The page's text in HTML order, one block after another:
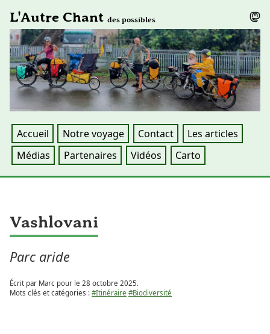
L'Autre Chant des possibles
Accueil Notre voyage Contact
Les articles
Médias
Partenaires Vidéos Carto
Vashlovani
Parc aride
Écrit par Marc pour le 28 octobre 2025.
Mots clés et catégories : #Itinéraire #Biodiversité